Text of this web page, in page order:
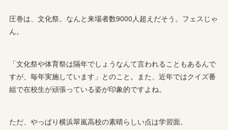
圧巻は、文化祭。なんと来場者数9000人超えだそう。フェスじゃ
ん。
「文化祭や体育祭は隔年でしょうなんて言われることもあるんで
すが、毎年実施しています」とのこと。また、近年ではクイズ番
組で在校生が頑張っている姿が印象的ですよね。
ただ、やっぱり横浜翠嵐高校の素晴らしい点は学習面。